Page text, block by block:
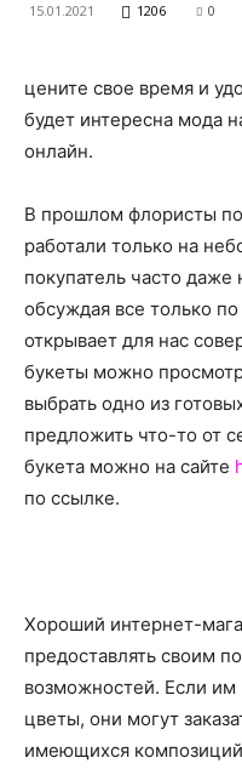
15.01.2021 1206 0
цените свое время и
будет интересна мода
онлайн.
В прошлом флористы
работали только на
покупатель часто
обсуждая все только
открывает для нас
букеты можно
выбрать одно из
предложить что-то от
букета можно на сайте
по ссылке.
Хороший интернет-
предоставлять своим
возможностей. Если им
цветы, они могут
имеющихся